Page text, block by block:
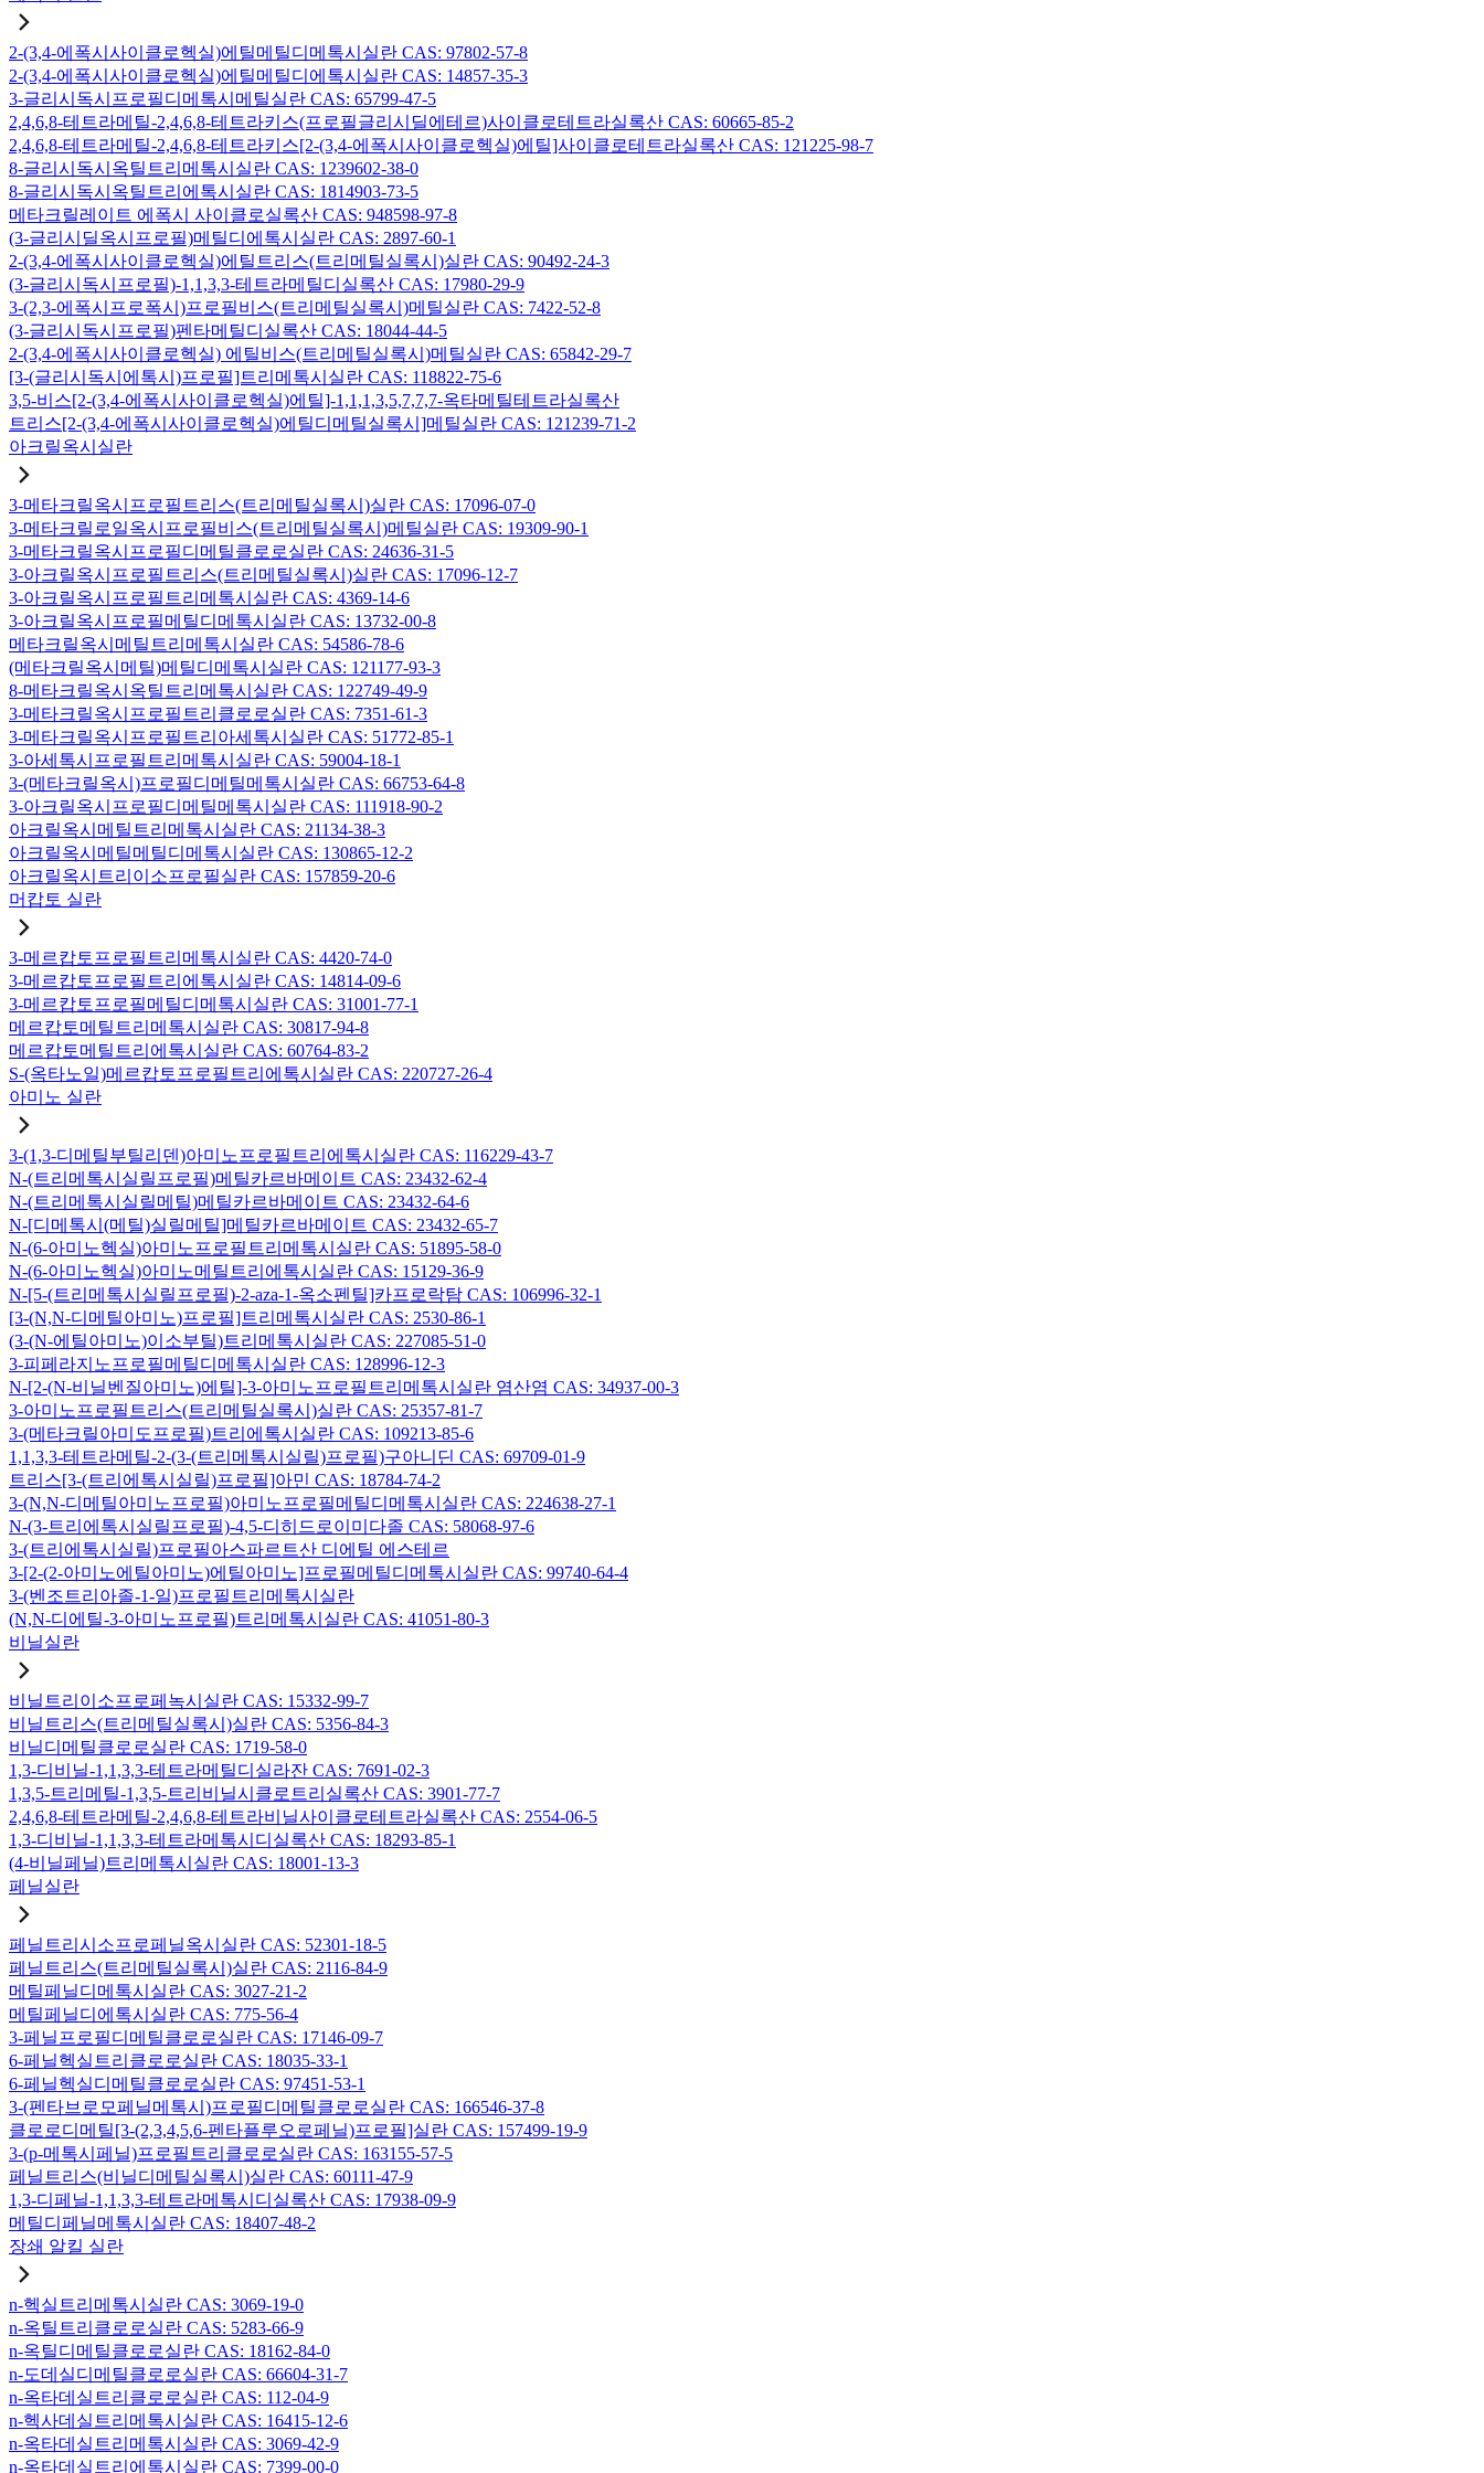
2-(3,4-에폭시사이클로헥실)에틸메틸디메톡시실란 CAS: 97802-57-8
2-(3,4-에폭시사이클로헥실)에틸메틸디에톡시실란 CAS: 14857-35-3
3-글리시독시프로필디메톡시메틸실란 CAS: 65799-47-5
2,4,6,8-테트라메틸-2,4,6,8-테트라키스(프로필글리시딜에테르)사이클로테트라실록산 CAS: 60665-85-2
2,4,6,8-테트라메틸-2,4,6,8-테트라키스[2-(3,4-에폭시사이클로헥실)에틸]사이클로테트라실록산 CAS: 121225-98-7
8-글리시독시옥틸트리메톡시실란 CAS: 1239602-38-0
8-글리시독시옥틸트리에톡시실란 CAS: 1814903-73-5
메타크릴레이트 에폭시 사이클로실록산 CAS: 948598-97-8
(3-글리시딜옥시프로필)메틸디에톡시실란 CAS: 2897-60-1
2-(3,4-에폭시사이클로헥실)에틸트리스(트리메틸실록시)실란 CAS: 90492-24-3
(3-글리시독시프로필)-1,1,3,3-테트라메틸디실록산 CAS: 17980-29-9
3-(2,3-에폭시프로폭시)프로필비스(트리메틸실록시)메틸실란 CAS: 7422-52-8
(3-글리시독시프로필)펜타메틸디실록산 CAS: 18044-44-5
2-(3,4-에폭시사이클로헥실) 에틸비스(트리메틸실록시)메틸실란 CAS: 65842-29-7
[3-(글리시독시에톡시)프로필]트리메톡시실란 CAS: 118822-75-6
3,5-비스[2-(3,4-에폭시사이클로헥실)에틸]-1,1,1,3,5,7,7,7-옥타메틸테트라실록산
트리스[2-(3,4-에폭시사이클로헥실)에틸디메틸실록시]메틸실란 CAS: 121239-71-2
아크릴옥시실란
3-메타크릴옥시프로필트리스(트리메틸실록시)실란 CAS: 17096-07-0
3-메타크릴로일옥시프로필비스(트리메틸실록시)메틸실란 CAS: 19309-90-1
3-메타크릴옥시프로필디메틸클로로실란 CAS: 24636-31-5
3-아크릴옥시프로필트리스(트리메틸실록시)실란 CAS: 17096-12-7
3-아크릴옥시프로필트리메톡시실란 CAS: 4369-14-6
3-아크릴옥시프로필메틸디메톡시실란 CAS: 13732-00-8
메타크릴옥시메틸트리메톡시실란 CAS: 54586-78-6
(메타크릴옥시메틸)메틸디메톡시실란 CAS: 121177-93-3
8-메타크릴옥시옥틸트리메톡시실란 CAS: 122749-49-9
3-메타크릴옥시프로필트리클로로실란 CAS: 7351-61-3
3-메타크릴옥시프로필트리아세톡시실란 CAS: 51772-85-1
3-아세톡시프로필트리메톡시실란 CAS: 59004-18-1
3-(메타크릴옥시)프로필디메틸메톡시실란 CAS: 66753-64-8
3-아크릴옥시프로필디메틸메톡시실란 CAS: 111918-90-2
아크릴옥시메틸트리메톡시실란 CAS: 21134-38-3
아크릴옥시메틸메틸디메톡시실란 CAS: 130865-12-2
아크릴옥시트리이소프로필실란 CAS: 157859-20-6
머캅토 실란
3-메르캅토프로필트리메톡시실란 CAS: 4420-74-0
3-메르캅토프로필트리에톡시실란 CAS: 14814-09-6
3-메르캅토프로필메틸디메톡시실란 CAS: 31001-77-1
메르캅토메틸트리메톡시실란 CAS: 30817-94-8
메르캅토메틸트리에톡시실란 CAS: 60764-83-2
S-(옥타노일)메르캅토프로필트리에톡시실란 CAS: 220727-26-4
아미노 실란
3-(1,3-디메틸부틸리덴)아미노프로필트리에톡시실란 CAS: 116229-43-7
N-(트리메톡시실릴프로필)메틸카르바메이트 CAS: 23432-62-4
N-(트리메톡시실릴메틸)메틸카르바메이트 CAS: 23432-64-6
N-[디메톡시(메틸)실릴메틸]메틸카르바메이트 CAS: 23432-65-7
N-(6-아미노헥실)아미노프로필트리메톡시실란 CAS: 51895-58-0
N-(6-아미노헥실)아미노메틸트리에톡시실란 CAS: 15129-36-9
N-[5-(트리메톡시실릴프로필)-2-aza-1-옥소펜틸]카프로락탐 CAS: 106996-32-1
[3-(N,N-디메틸아미노)프로필]트리메톡시실란 CAS: 2530-86-1
(3-(N-에틸아미노)이소부틸)트리메톡시실란 CAS: 227085-51-0
3-피페라지노프로필메틸디메톡시실란 CAS: 128996-12-3
N-[2-(N-비닐벤질아미노)에틸]-3-아미노프로필트리메톡시실란 염산염 CAS: 34937-00-3
3-아미노프로필트리스(트리메틸실록시)실란 CAS: 25357-81-7
3-(메타크릴아미도프로필)트리에톡시실란 CAS: 109213-85-6
1,1,3,3-테트라메틸-2-(3-(트리메톡시실릴)프로필)구아니딘 CAS: 69709-01-9
트리스[3-(트리에톡시실릴)프로필]아민 CAS: 18784-74-2
3-(N,N-디메틸아미노프로필)아미노프로필메틸디메톡시실란 CAS: 224638-27-1
N-(3-트리에톡시실릴프로필)-4,5-디히드로이미다졸 CAS: 58068-97-6
3-(트리에톡시실릴)프로필아스파르트산 디에틸 에스테르
3-[2-(2-아미노에틸아미노)에틸아미노]프로필메틸디메톡시실란 CAS: 99740-64-4
3-(벤조트리아졸-1-일)프로필트리메톡시실란
(N,N-디에틸-3-아미노프로필)트리메톡시실란 CAS: 41051-80-3
비닐실란
비닐트리이소프로페녹시실란 CAS: 15332-99-7
비닐트리스(트리메틸실록시)실란 CAS: 5356-84-3
비닐디메틸클로로실란 CAS: 1719-58-0
1,3-디비닐-1,1,3,3-테트라메틸디실라잔 CAS: 7691-02-3
1,3,5-트리메틸-1,3,5-트리비닐시클로트리실록산 CAS: 3901-77-7
2,4,6,8-테트라메틸-2,4,6,8-테트라비닐사이클로테트라실록산 CAS: 2554-06-5
1,3-디비닐-1,1,3,3-테트라메톡시디실록산 CAS: 18293-85-1
(4-비닐페닐)트리메톡시실란 CAS: 18001-13-3
페닐실란
페닐트리시소프로페닐옥시실란 CAS: 52301-18-5
페닐트리스(트리메틸실록시)실란 CAS: 2116-84-9
메틸페닐디메톡시실란 CAS: 3027-21-2
메틸페닐디에톡시실란 CAS: 775-56-4
3-페닐프로필디메틸클로로실란 CAS: 17146-09-7
6-페닐헥실트리클로로실란 CAS: 18035-33-1
6-페닐헥실디메틸클로로실란 CAS: 97451-53-1
3-(펜타브로모페닐메톡시)프로필디메틸클로로실란 CAS: 166546-37-8
클로로디메틸[3-(2,3,4,5,6-펜타플루오로페닐)프로필]실란 CAS: 157499-19-9
3-(p-메톡시페닐)프로필트리클로로실란 CAS: 163155-57-5
페닐트리스(비닐디메틸실록시)실란 CAS: 60111-47-9
1,3-디페닐-1,1,3,3-테트라메톡시디실록산 CAS: 17938-09-9
메틸디페닐메톡시실란 CAS: 18407-48-2
장쇄 알킬 실란
n-헥실트리메톡시실란 CAS: 3069-19-0
n-옥틸트리클로로실란 CAS: 5283-66-9
n-옥틸디메틸클로로실란 CAS: 18162-84-0
n-도데실디메틸클로로실란 CAS: 66604-31-7
n-옥타데실트리클로로실란 CAS: 112-04-9
n-헥사데실트리메톡시실란 CAS: 16415-12-6
n-옥타데실트리메톡시실란 CAS: 3069-42-9
n-옥타데실트리에톡시실란 CAS: 7399-00-0